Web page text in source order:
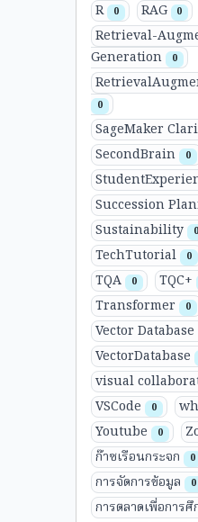
R 0 RAG 0
Retrieval-
Generation
0
0
SageMaker
SecondBrain 0
Succession
Sustainability 0
TechTutorial 0
TQA 0 TQC+
Transformer 0
Vector Database
VectorDatabase
visual
VSCode 0
Youtube 0
ก๊าซเรือนกระจก 0
การจัดการข้อมูล 0
การตลาดเพื่อการศึ